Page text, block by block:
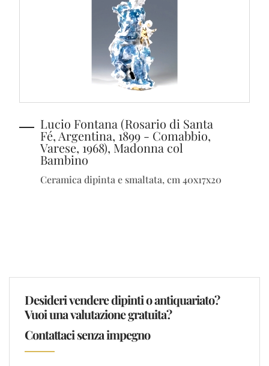
Lucio Fontana (Rosario di Santa
Fé, Argentina, 1899 - Comabbio,
Varese, 1968), Madonna col
Bambino
Ceramica dipinta e smaltata, cm 40x17x20
Desideri vendere dipinti o antiquariato?
Vuoi una valutazione gratuita?
Contattaci senza impegno